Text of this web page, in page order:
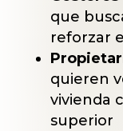
que
reforzar
quieren
vivienda
superior